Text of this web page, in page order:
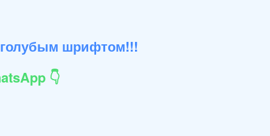
голубым шрифтом!!!
👇